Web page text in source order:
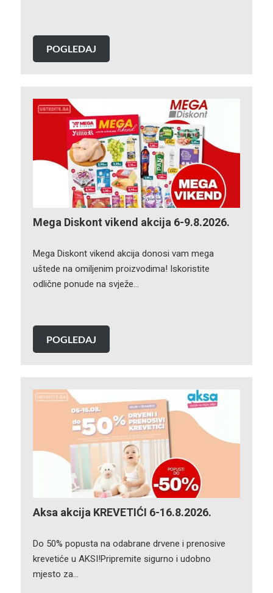
POGLEDAJ
Mega Diskont vikend akcija 6-9.8.2026.
Mega Diskont vikend akcija donosi vam mega
uštede na omiljenim proizvodima! Iskoristite
odlične ponude na svježe…
POGLEDAJ
Aksa akcija KREVETIĆI 6-16.8.2026.
Do 50% popusta na odabrane drvene i prenosive
krevetiće u AKSI!Pripremite sigurno i udobno
mjesto za…